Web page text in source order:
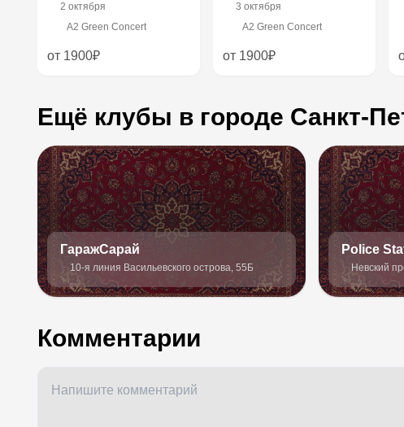
2 октября
A2 Green Concert
от 1900₽
3 октября
A2 Green Concert
от 1900₽
Ещё клубы в городе Санкт-
ГаражСарай
10-я линия Васильевского острова, 55Б
Police
Невский
Комментарии